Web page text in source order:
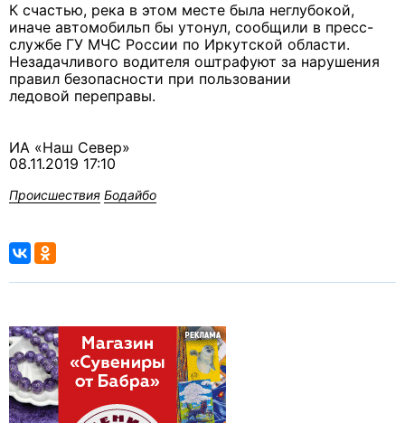
К счастью, река в этом месте была неглубокой,
иначе автомобильп бы утонул, сообщили в пресс-
службе ГУ МЧС России по Иркутской области.
Незадачливого водителя оштрафуют за нарушения
правил безопасности при пользовании
ледовой переправы.
ИА «Наш Север»
08.11.2019 17:10
Происшествия Бодайбо